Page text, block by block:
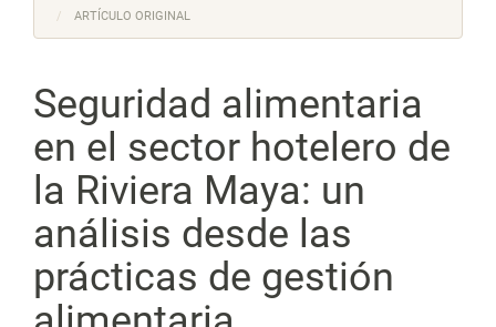
ARTÍCULO ORIGINAL
Seguridad alimentaria
en el sector hotelero de
la Riviera Maya: un
análisis desde las
prácticas de gestión